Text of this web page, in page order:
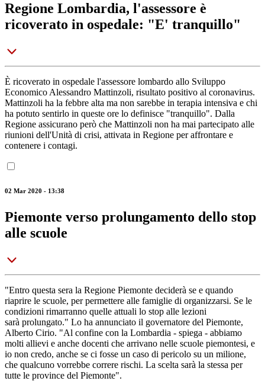
Regione Lombardia, l'assessore è
ricoverato in ospedale: "E' tranquillo"
È ricoverato in ospedale l'assessore lombardo allo Sviluppo
Economico Alessandro Mattinzoli, risultato positivo al coronavirus.
Mattinzoli ha la febbre alta ma non sarebbe in terapia intensiva e chi
ha potuto sentirlo in queste ore lo definisce "tranquillo". Dalla
Regione assicurano però che Mattinzoli non ha mai partecipato alle
riunioni dell'Unità di crisi, attivata in Regione per affrontare e
contenere i contagi.
02 Mar 2020 - 13:38
Piemonte verso prolungamento dello stop
alle scuole
"Entro questa sera la Regione Piemonte deciderà se e quando
riaprire le scuole, per permettere alle famiglie di organizzarsi. Se le
condizioni rimarranno quelle attuali lo stop alle lezioni
sarà prolungato." Lo ha annunciato il governatore del Piemonte,
Alberto Cirio. "Al confine con la Lombardia - spiega - abbiamo
molti allievi e anche docenti che arrivano nelle scuole piemontesi, e
io non credo, anche se ci fosse un caso di pericolo su un milione,
che qualcuno vorrebbe correre rischi. La scelta sarà la stessa per
tutte le province del Piemonte".